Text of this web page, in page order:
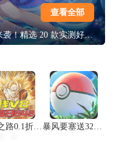
查看全部
2026 最新高福利 BT 手游合集重磅来袭！精选 20 款实测好玩的爆款佳作，覆盖仙侠、传奇、卡牌、魔幻等热门题材，福利直接拉满！上线即送满 VIP、万元真充与海量资源，0.1 折充值 + 挂机刷充黑科技，高爆率掉神装，零氪也能轻松霸服，多样玩法不重样，解锁极致手游爽玩体验！